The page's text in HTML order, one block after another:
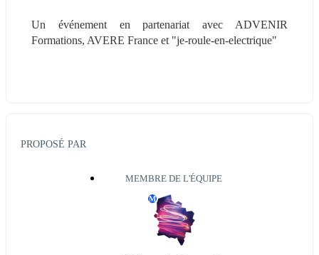
Un événement en partenariat avec ADVENIR
Formations, AVERE France et "je-roule-en-electrique"
PROPOSÉ PAR
MEMBRE DE L'ÉQUIPE
M